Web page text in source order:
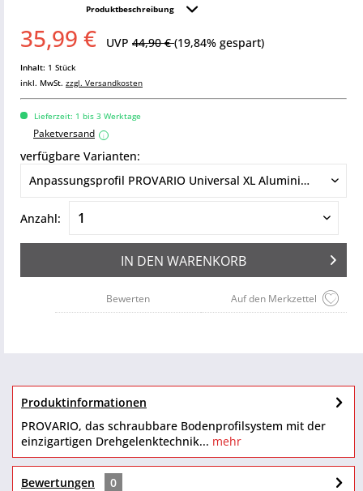
Produktbeschreibung
35,99 € UVP 44,90 €(19,84% gespart)
Inhalt: 1 Stück
inkl. MwSt. zzgl. Versandkosten
Lieferzeit: 1 bis 3 Werktage
Paketversand i
verfügbare Varianten:
Anzahl:
IN DEN WARENKORB
Auf den Merkzettel
Bewerten
Produktinformationen
PROVARIO, das schraubbare Bodenprofilsystem mit der
einzigartigen Drehgelenktechnik... mehr
Bewertungen
0